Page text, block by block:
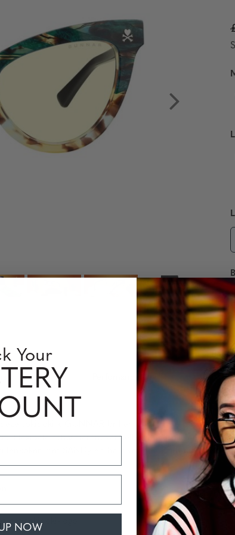
Informatie
tokidoki x GUNNAR brillen de ultieme
Flexibele scharnieren, verstelbare neuspads en G-
met SANDy en haar vrienden zijn
het tokidoki-logo
Your
NOW